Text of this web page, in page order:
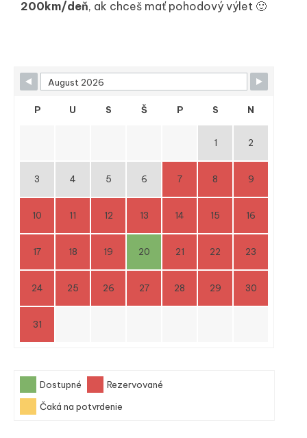
200km/deň, ak chceš mať pohodový výlet 🙂
P U S Š P S N
1 2
3 4 5 6 7 8 9
10 11 12 13 14 15 16
17 18 19 20 21 22 23
24 25 26 27 28 29 30
31
Dostupné
Rezervované
Čaká na potvrdenie